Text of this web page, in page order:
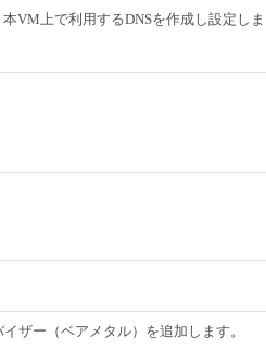
VM上で利用するDNSを作成し設定しま
ザー（ベアメタル）を追加します。